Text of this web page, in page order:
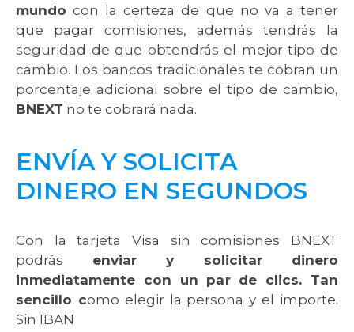
mundo con la certeza de que no va a tener
que pagar comisiones, además tendrás la
seguridad de que obtendrás el mejor tipo de
cambio. Los bancos tradicionales te cobran un
porcentaje adicional sobre el tipo de cambio,
BNEXT no te cobrará nada.
ENVÍA Y SOLICITA
DINERO EN SEGUNDOS
Con la tarjeta Visa sin comisiones BNEXT
podrás enviar y solicitar dinero
inmediatamente con un par de clics. Tan
sencillo como elegir la persona y el importe.
Sin IBAN